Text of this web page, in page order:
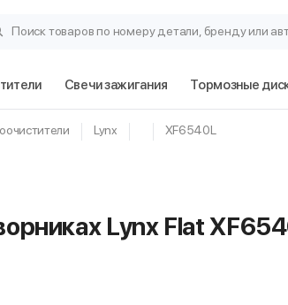
Поиск товаров по номеру детали, бренду или
Свечи зажигания Тормозные
Lynx XF6540L
Lynx Flat